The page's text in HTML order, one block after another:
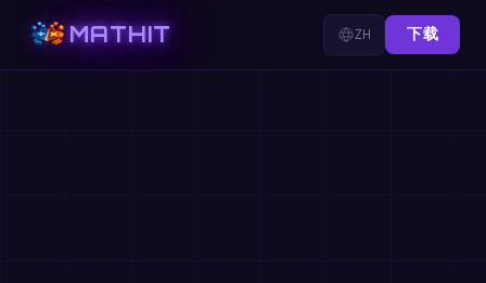
MATHIT ZH 下载